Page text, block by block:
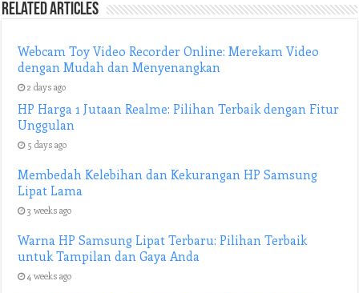
Related Articles
Webcam Toy Video Recorder Online: Merekam Video
dengan Mudah dan Menyenangkan
2 days ago
HP Harga 1 Jutaan Realme: Pilihan Terbaik dengan Fitur
Unggulan
5 days ago
Membedah Kelebihan dan Kekurangan HP Samsung
Lipat Lama
3 weeks ago
Warna HP Samsung Lipat Terbaru: Pilihan Terbaik
untuk Tampilan dan Gaya Anda
4 weeks ago